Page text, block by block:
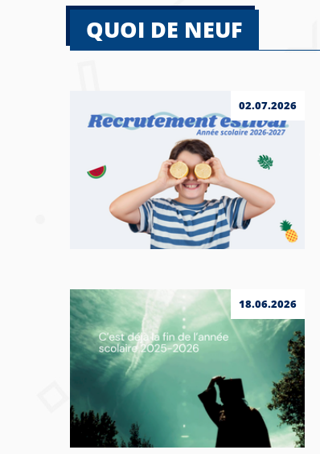
QUOI DE NEUF
02.07.2026
18.06.2026